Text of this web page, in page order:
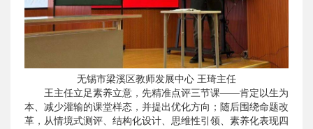
无锡市梁溪区教师发展中心 王琦主任
王主任立足素养立意，先精准点评三节课——肯定以生为
本、减少灌输的课堂样态，并提出优化方向；随后围绕命题改
革，从情境式测评、结构化设计、思维性引领、素养化表现四